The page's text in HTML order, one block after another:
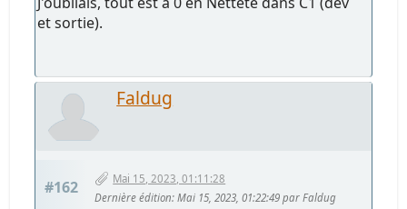
et sortie).
Faldug
#162
Mai 15, 2023, 01:11:28
Dernière édition: Mai 15, 2023, 01:22:49 par Faldug